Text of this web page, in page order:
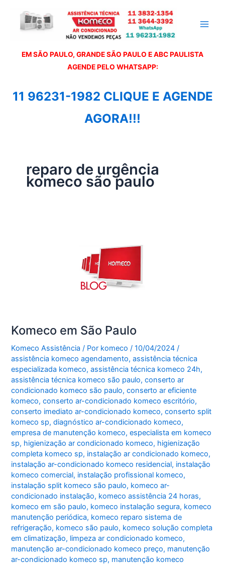
EM SÃO PAULO, GRANDE SÃO PAULO E ABC PAULISTA
AGENDE PELO WHATSAPP:
11 96231-1982 CLIQUE E AGENDE
AGORA!!!
reparo de urgência
komeco são paulo
Komeco em São Paulo
Komeco Assistência / Por komeco/10/04/2024/
assistência komeco agendamento,assistência técnica
especializada komeco,assistência técnica komeco 24h,
assistência técnica komeco são paulo,conserto ar
condicionado komeco são paulo,conserto ar eficiente
komeco,conserto ar-condicionado komeco escritório,
conserto imediato ar-condicionado komeco,conserto split
komeco sp,diagnóstico ar-condicionado komeco,
empresa de manutenção komeco,especialista em komeco
sp, higienização ar condicionado komeco, higienização
completa komeco sp, instalação ar condicionado komeco,
instalação ar-condicionado komeco residencial, instalação
komeco comercial, instalação profissional komeco,
instalação split komeco são paulo, komeco ar-
condicionado instalação, komeco assistência 24 horas,
komeco em são paulo, komeco instalação segura, komeco
manutenção periódica, komeco reparo sistema de
refrigeração, komeco são paulo, komeco solução completa
em climatização, limpeza ar condicionado komeco,
manutenção ar-condicionado komeco preço, manutenção
ar-condicionado komeco sp, manutenção komeco